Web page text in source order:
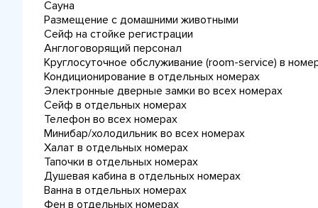
Сауна
Размещение с домашними животными
Сейф на стойке регистрации
Англоговорящий персонал
Круглосуточное обслуживание (room-service) в
Кондиционирование в отдельных номерах
Электронные дверные замки во всех номерах
Сейф в отдельных номерах
Телефон во всех номерах
Минибар/холодильник во всех номерах
Халат в отдельных номерах
Тапочки в отдельных номерах
Душевая кабина в отдельных номерах
Ванна в отдельных номерах
Фен в отдельных номерах